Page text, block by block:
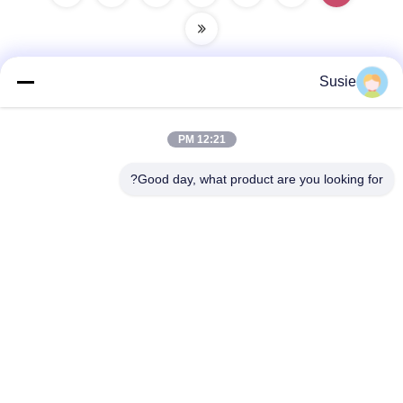
آدرس
Susie
12:21 PM
Good day, what product are you looking for?